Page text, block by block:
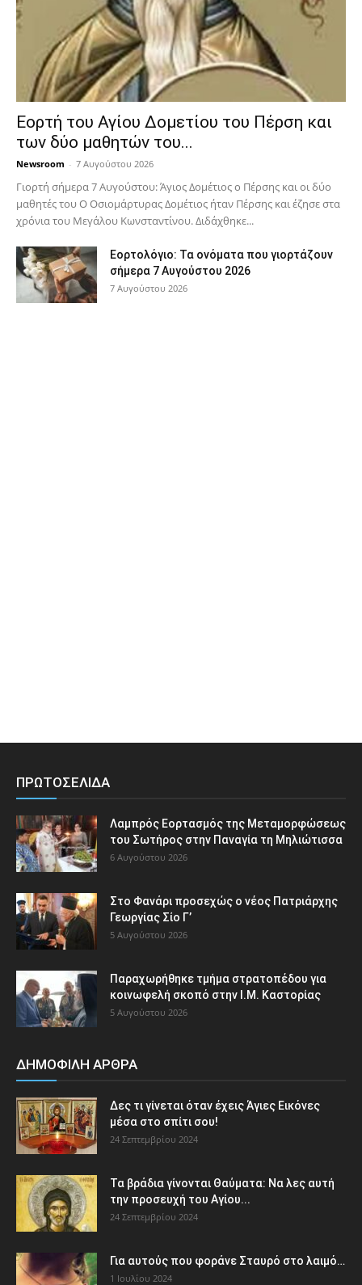
Εορτή του Αγίου Δομετίου του Πέρση και
των δύο μαθητών του...
Newsroom - 7 Αυγούστου 2026
Γιορτή σήμερα 7 Αυγούστου: Άγιος Δομέτιος ο Πέρσης και οι δύο
μαθητές του Ο Oσιομάρτυρας Δομέτιος ήταν Πέρσης και έζησε στα
χρόνια του Μεγάλου Κωνσταντίνου. Διδάχθηκε...
Εορτολόγιο: Τα ονόματα που γιορτάζουν
σήμερα 7 Αυγούστου 2026
7 Αυγούστου 2026
ΠΡΩΤΟΣΕΛΙΔΑ
Λαμπρός Εορτασμός της Μεταμορφώσεως
του Σωτήρος στην Παναγία τη Μηλιώτισσα
6 Αυγούστου 2026
Στο Φανάρι προσεχώς ο νέος Πατριάρχης
Γεωργίας Σίο Γ’
5 Αυγούστου 2026
Παραχωρήθηκε τμήμα στρατοπέδου για
κοινωφελή σκοπό στην Ι.Μ. Καστορίας
5 Αυγούστου 2026
ΔΗΜΟΦΙΛΗ ΑΡΘΡΑ
Δες τι γίνεται όταν έχεις Άγιες Εικόνες
μέσα στο σπίτι σου!
24 Σεπτεμβρίου 2024
Τα βράδια γίνονται Θαύματα: Να λες αυτή
την προσευχή του Αγίου...
24 Σεπτεμβρίου 2024
Για αυτούς που φοράνε Σταυρό στο λαιμό…
1 Ιουλίου 2024